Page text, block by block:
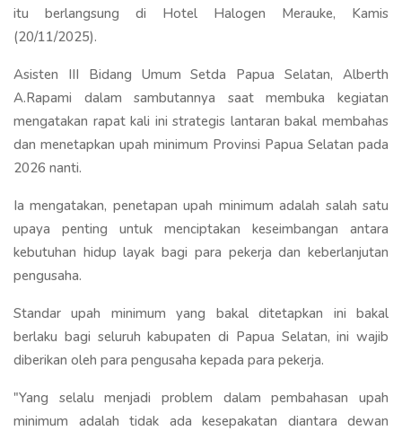
itu berlangsung di Hotel Halogen Merauke, Kamis
(20/11/2025).
Asisten III Bidang Umum Setda Papua Selatan, Alberth
A.Rapami dalam sambutannya saat membuka kegiatan
mengatakan rapat kali ini strategis lantaran bakal membahas
dan menetapkan upah minimum Provinsi Papua Selatan pada
2026 nanti.
Ia mengatakan, penetapan upah minimum adalah salah satu
upaya penting untuk menciptakan keseimbangan antara
kebutuhan hidup layak bagi para pekerja dan keberlanjutan
pengusaha.
Standar upah minimum yang bakal ditetapkan ini bakal
berlaku bagi seluruh kabupaten di Papua Selatan, ini wajib
diberikan oleh para pengusaha kepada para pekerja.
"Yang selalu menjadi problem dalam pembahasan upah
minimum adalah tidak ada kesepakatan diantara dewan